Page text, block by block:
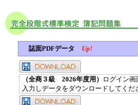
誌面PDFデータ Up!
（全商３級 2026年度用）
ログイン
入力しデータをダウンロードしてくだ